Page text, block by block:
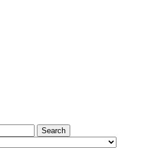
Search